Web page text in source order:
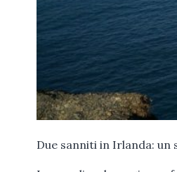
Due sanniti in Irlanda: un